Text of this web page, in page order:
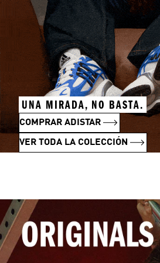
UNA MIRADA, NO BASTA.
COMPRAR ADISTAR
VER TODA LA COLECCIÓN